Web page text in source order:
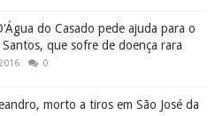
do Casado pede ajuda para o
que sofre de doença rara
0
morto a tiros em São José da